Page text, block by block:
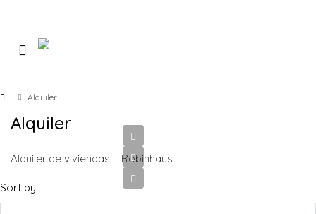
Alquiler
Alquiler
Alquiler de viviendas – Robinhaus
Sort by: